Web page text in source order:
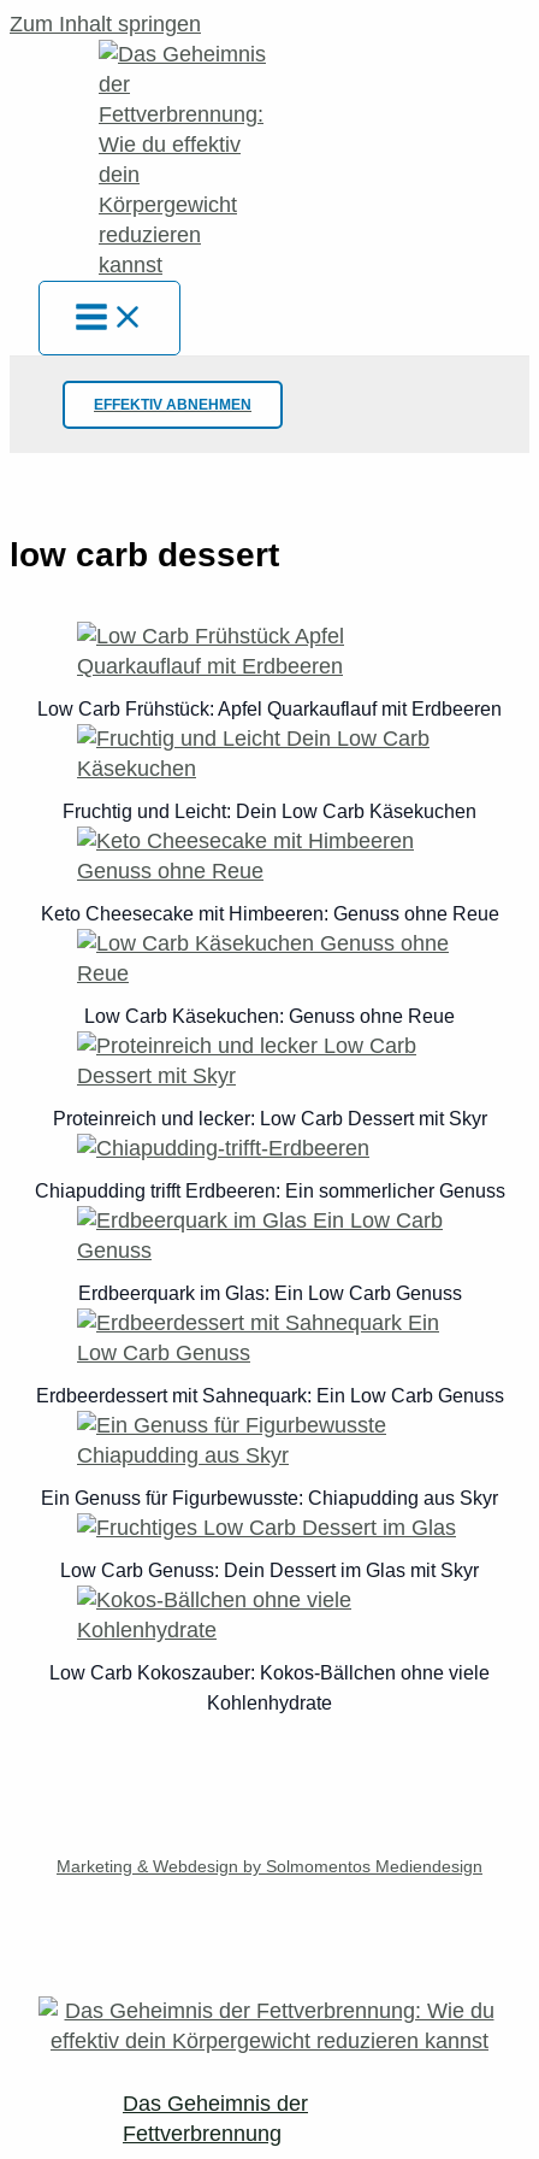
Zum Inhalt springen
EFFEKTIV ABNEHMEN
low carb dessert
Low Carb Frühstück: Apfel Quarkauflauf mit Erdbeeren
Fruchtig und Leicht: Dein Low Carb Käsekuchen
Keto Cheesecake mit Himbeeren: Genuss ohne Reue
Low Carb Käsekuchen: Genuss ohne Reue
Proteinreich und lecker: Low Carb Dessert mit Skyr
Chiapudding trifft Erdbeeren: Ein sommerlicher Genuss
Erdbeerquark im Glas: Ein Low Carb Genuss
Erdbeerdessert mit Sahnequark: Ein Low Carb Genuss
Ein Genuss für Figurbewusste: Chiapudding aus Skyr
Low Carb Genuss: Dein Dessert im Glas mit Skyr
Low Carb Kokoszauber: Kokos-Bällchen ohne viele
Kohlenhydrate
Marketing & Webdesign by Solmomentos Mediendesign
Das Geheimnis der
Fettverbrennung